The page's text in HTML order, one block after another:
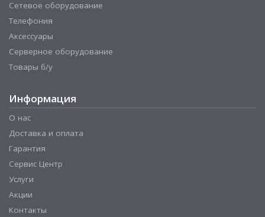
Сетевое оборудование
Телефония
Аксессуары
Серверное оборудование
Товары б/у
Информация
О нас
Доставка и оплата
Гарантия
Сервис Центр
Услуги
Акции
Контакты